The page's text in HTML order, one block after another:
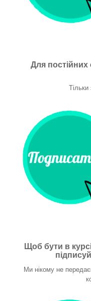
Для постійних
Щоб бути в
Ми нікому не